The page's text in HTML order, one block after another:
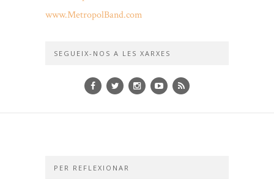
www.MetropolBand.com
SEGUEIX-NOS A LES XARXES
PER REFLEXIONAR